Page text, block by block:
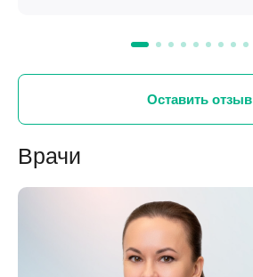
Оставить отзыв
Врачи